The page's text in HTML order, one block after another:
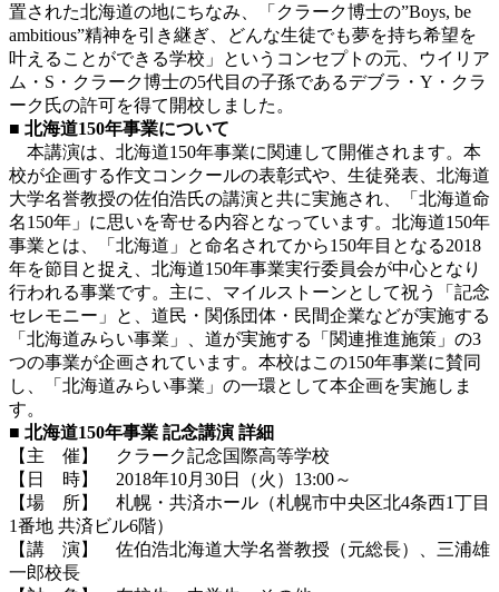
置された北海道の地にちなみ、「クラーク博士の”Boys, be
ambitious”精神を引き継ぎ、どんな生徒でも夢を持ち希望を
叶えることができる学校」というコンセプトの元、ウイリア
ム・S・クラーク博士の5代目の子孫であるデブラ・Y・クラ
ーク氏の許可を得て開校しました。
■ 北海道150年事業について
本講演は、北海道150年事業に関連して開催されます。本
校が企画する作文コンクールの表彰式や、生徒発表、北海道
大学名誉教授の佐伯浩氏の講演と共に実施され、「北海道命
名150年」に思いを寄せる内容となっています。北海道150年
事業とは、「北海道」と命名されてから150年目となる2018
年を節目と捉え、北海道150年事業実行委員会が中心となり
行われる事業です。主に、マイルストーンとして祝う「記念
セレモニー」と、道民・関係団体・民間企業などが実施する
「北海道みらい事業」、道が実施する「関連推進施策」の3
つの事業が企画されています。本校はこの150年事業に賛同
し、「北海道みらい事業」の一環として本企画を実施しま
す。
■ 北海道150年事業 記念講演 詳細
【主 催】 クラーク記念国際高等学校
【日 時】 2018年10月30日（火）13:00～
【場 所】 札幌・共済ホール（札幌市中央区北4条西1丁目
1番地 共済ビル6階）
【講 演】 佐伯浩北海道大学名誉教授（元総長）、三浦雄
一郎校長